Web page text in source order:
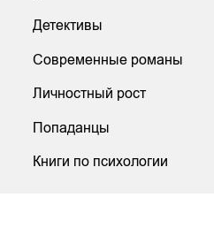
Детективы
Современные романы
Личностный рост
Попаданцы
Книги по психологии